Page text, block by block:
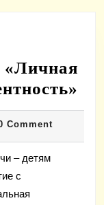
«Личная
Comment
– детям
с